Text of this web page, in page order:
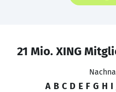
21 Mio. XING
A B C D E F G H I